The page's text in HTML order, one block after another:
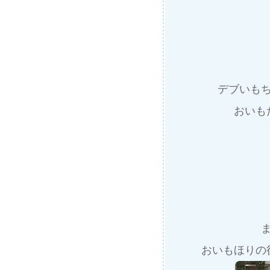
デブいも
おいも
おいもほり